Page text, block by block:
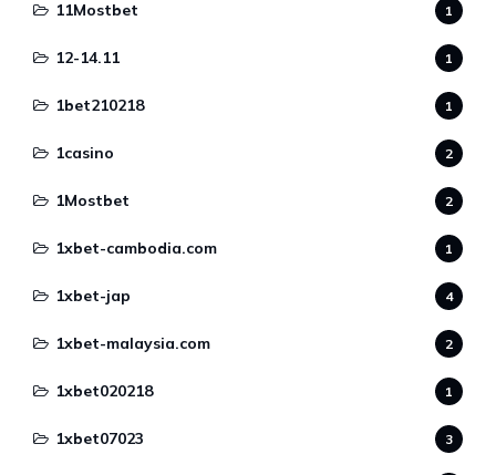
11Mostbet 1
12-14.11 1
1bet210218 1
1casino 2
1Mostbet 2
1xbet-cambodia.com 1
1xbet-jap 4
1xbet-malaysia.com 2
1xbet020218 1
1xbet07023 3